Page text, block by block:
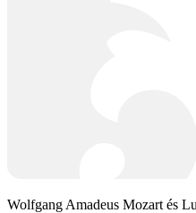
Wolfgang Amadeus Mozart és